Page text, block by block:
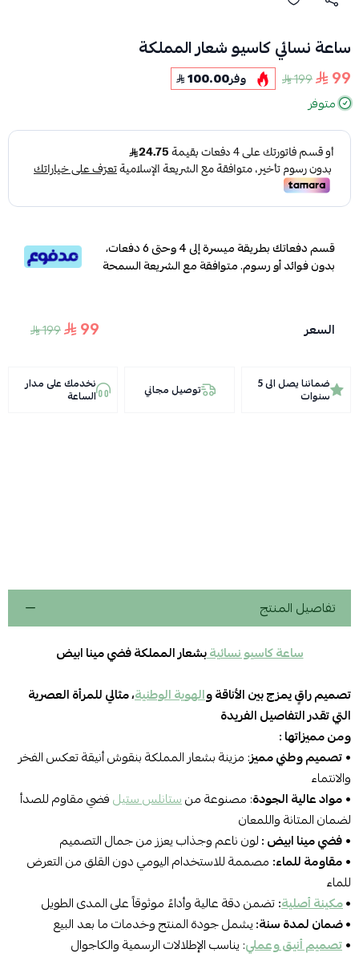
ساعة نسائي كاسيو شعار المملكة
99
199 وفر100.00
متوفر
قسم دفعاتك بطريقة ميسرة إلى 4 وحتى 6 دفعات،
بدون فوائد أو رسوم. متوافقة مع الشريعة السمحة
السعر 99
199
ضماننا يصل الى 5
سنوات توصيل مجاني نخدمك على مدار
الساعة
تفاصيل المنتج
ساعة كاسيو نسائيةبشعار المملكة فضي مينا ابيض
تصميم راقٍ يمزج بين الأناقة والهوية الوطنية، مثالي للمرأة العصرية
التي تقدر التفاصيل الفريدة
ومن مميزاتها :
•تصميم وطني مميز: مزينة بشعار المملكة بنقوش أنيقة تعكس الفخر
والانتماء
•مواد عالية الجودة: مصنوعة منستانلس ستيلفضي مقاوم للصدأ
لضمان المتانة واللمعان
•فضي مينا ابيض :لون ناعم وجذاب يعزز من جمال التصميم
•مقاومة للماء: مصممة للاستخدام اليومي دون القلق من التعرض
للماء
•مكينة أصلية:تضمن دقة عالية وأداءً موثوقاً على المدى الطويل
•ضمان لمدة سنة:يشمل جودة المنتج وخدمات ما بعد البيع
•تصميم أنيق وعملي: يناسب الإطلالات الرسمية والكاجوال